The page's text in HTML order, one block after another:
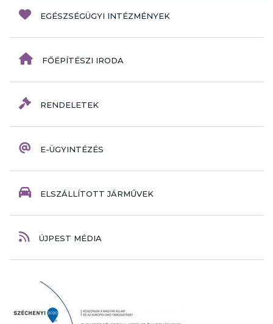
EGÉSZSÉGÜGYI INTÉZMÉNYEK
FŐÉPÍTÉSZI IRODA
RENDELETEK
E-ÜGYINTÉZÉS
ELSZÁLLÍTOTT JÁRMŰVEK
ÚJPEST MÉDIA